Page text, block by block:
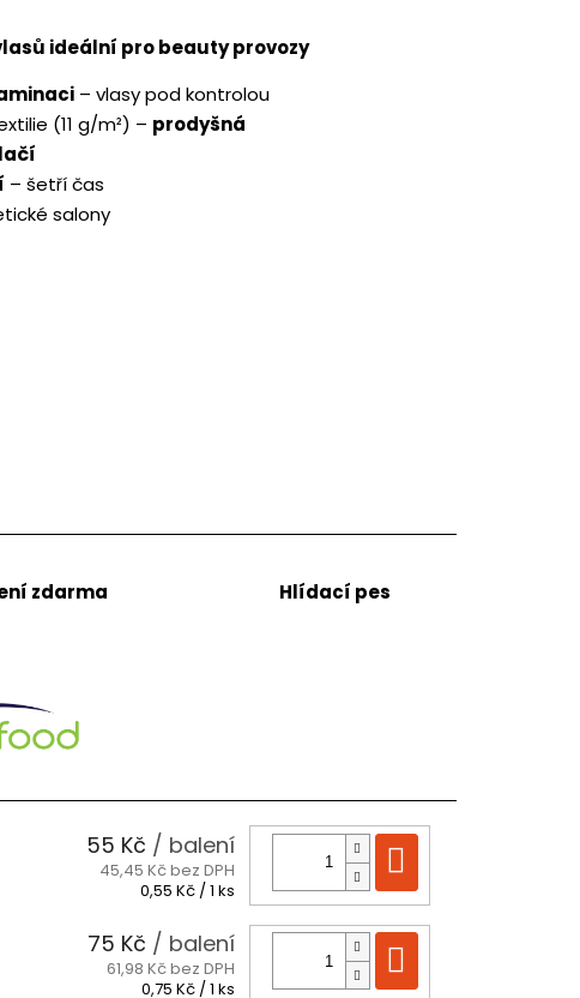
ideální pro beauty provozy
– vlasy pod kontrolou
(11 g/m²) – prodyšná
– šetří čas
salony
zdarma Hlídací pes
55 Kč / balení
45,45 Kč bez DPH
Měrná
0,55 Kč / 1 ks
75 Kč / balení
61,98 Kč bez DPH
Měrná
0,75 Kč / 1 ks